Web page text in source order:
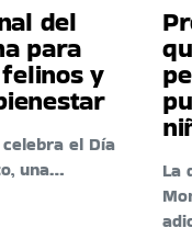
del
para
y
el Día
una…
La